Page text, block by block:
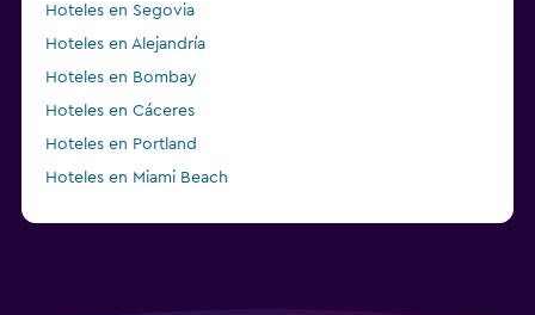
Hoteles en Segovia
Hoteles en Alejandría
Hoteles en Bombay
Hoteles en Cáceres
Hoteles en Portland
Hoteles en Miami Beach